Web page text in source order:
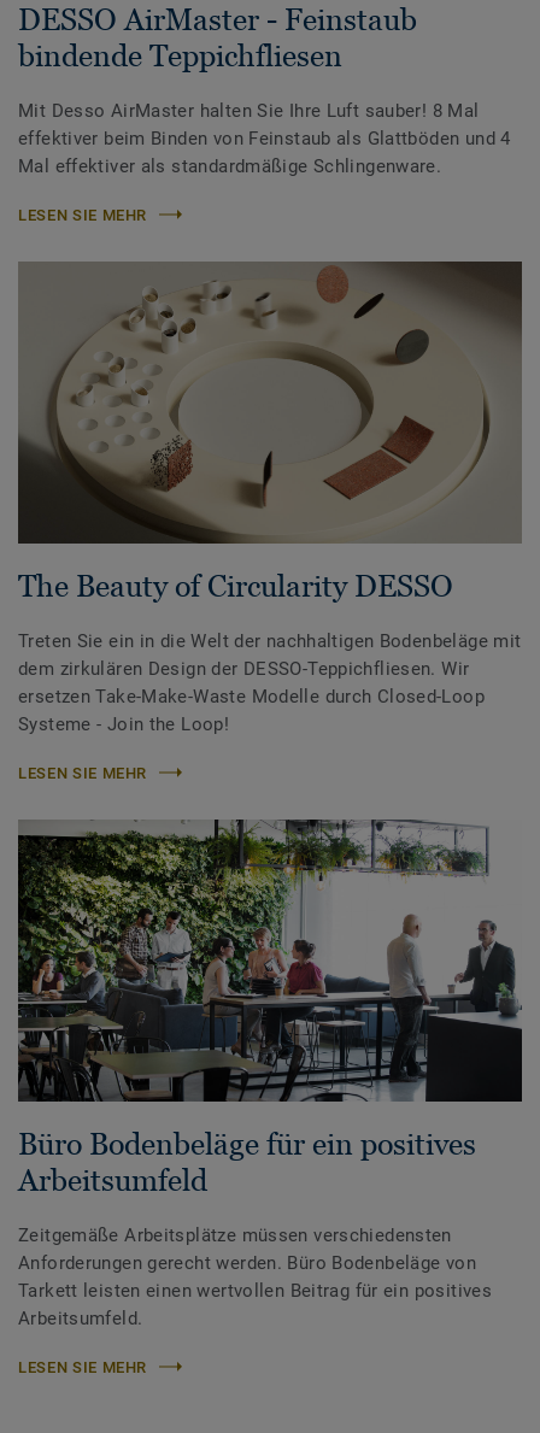
DESSO AirMaster - Feinstaub
bindende Teppichfliesen
Mit Desso AirMaster halten Sie Ihre Luft sauber! 8 Mal
effektiver beim Binden von Feinstaub als Glattböden und 4
Mal effektiver als standardmäßige Schlingenware.
LESEN SIE MEHR
The Beauty of Circularity DESSO
Treten Sie ein in die Welt der nachhaltigen Bodenbeläge mit
dem zirkulären Design der DESSO-Teppichfliesen. Wir
ersetzen Take-Make-Waste Modelle durch Closed-Loop
Systeme - Join the Loop!
LESEN SIE MEHR
Büro Bodenbeläge für ein positives
Arbeitsumfeld
Zeitgemäße Arbeitsplätze müssen verschiedensten
Anforderungen gerecht werden. Büro Bodenbeläge von
Tarkett leisten einen wertvollen Beitrag für ein positives
Arbeitsumfeld.
LESEN SIE MEHR